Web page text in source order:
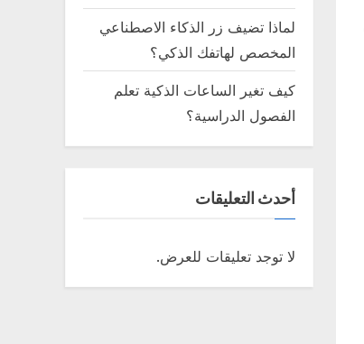
لماذا تضيف زر الذكاء الاصطناعي
المخصص لهاتفك الذكي؟
كيف تغير الساعات الذكية تعلم
الفصول الدراسية؟
أحدث التعليقات
لا توجد تعليقات للعرض.